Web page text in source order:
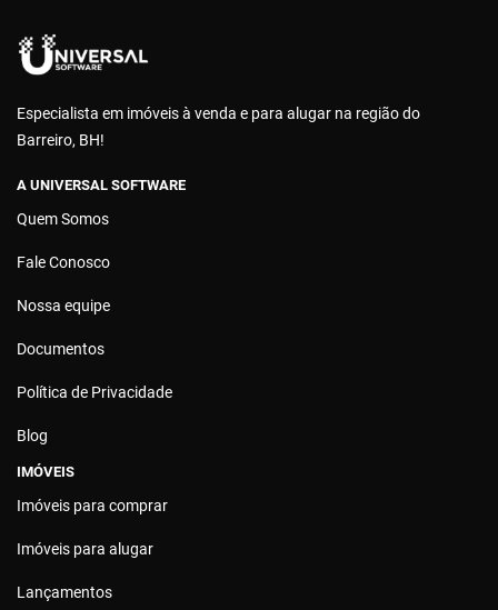
Especialista em imóveis à venda e para alugar na região do
Barreiro, BH!
A UNIVERSAL SOFTWARE
Quem Somos
Fale Conosco
Nossa equipe
Documentos
Política de Privacidade
Blog
IMÓVEIS
Imóveis para comprar
Imóveis para alugar
Lançamentos